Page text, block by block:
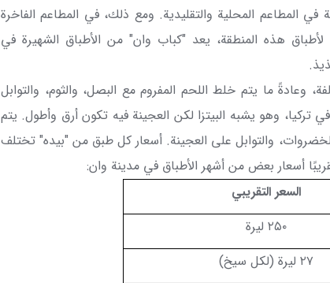
المطاعم المحلية والتقليدية. ومع ذلك، في المطاعم الفاخرة
لأطباق هذه المنطقة، يعد "كباب وان" من الأطباق الشهيرة في
ما يتم خلط اللحم المفروم مع البصل، والثوم، والتوابل
تركيا، وهو يشبه البيتزا لكن العجينة فيه تكون أرق وأطول. يتم
والتوابل على العجينة. أسعار كل طبق من "بيده" تختلف
أسعار بعض من أشهر الأطباق في مدينة وان:
السعر التقريبي
۲۵۰ ليرة
۲۷ ليرة
(لكل سيخ)